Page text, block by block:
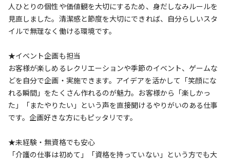
人ひとりの個性や価値観を大切にするため、身だしなみルールを
見直しました。清潔感と節度を大切にできれば、自分らしいスタ
イルで無理なく働ける環境です。
★イベント企画も担当
お客様が楽しめるレクリエーションや季節のイベント、ゲームな
どを自分で企画・実施できます。アイデアを活かして「笑顔にな
れる瞬間」をたくさん作れるのが魅力。お客様から「楽しかっ
た」「またやりたい」という声を直接聞けるやりがいのある仕事
です。企画好きな方にもピッタリです。
★未経験・無資格でも安心
「介護の仕事は初めて」「資格を持っていない」という方でも大